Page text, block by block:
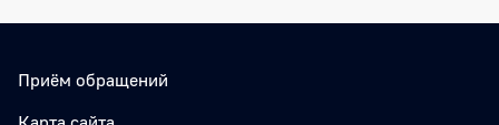
Приём обращений